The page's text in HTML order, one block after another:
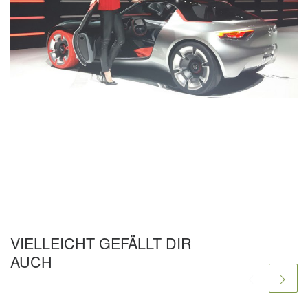
VIELLEICHT GEFÄLLT DIR
AUCH